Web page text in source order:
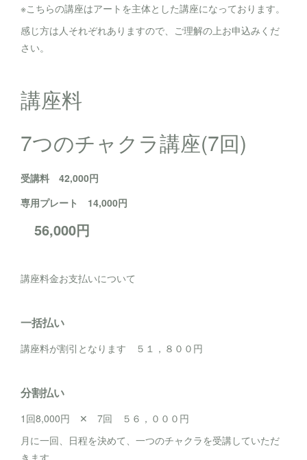
※こちらの講座はアートを主体とした講座になっております。
感じ方は人それぞれありますので、ご理解の上お申込みくだ
さい。
講座料
7つのチャクラ講座(7回)
受講料 42,000円
専用プレート 14,000円
56,000円
講座料金お支払いについて
一括払い
講座料が割引となります ５１，８００円
分割払い
1回8,000円 ✕ 7回 ５６，０００円
月に一回、日程を決めて、一つのチャクラを受講していただ
きます。